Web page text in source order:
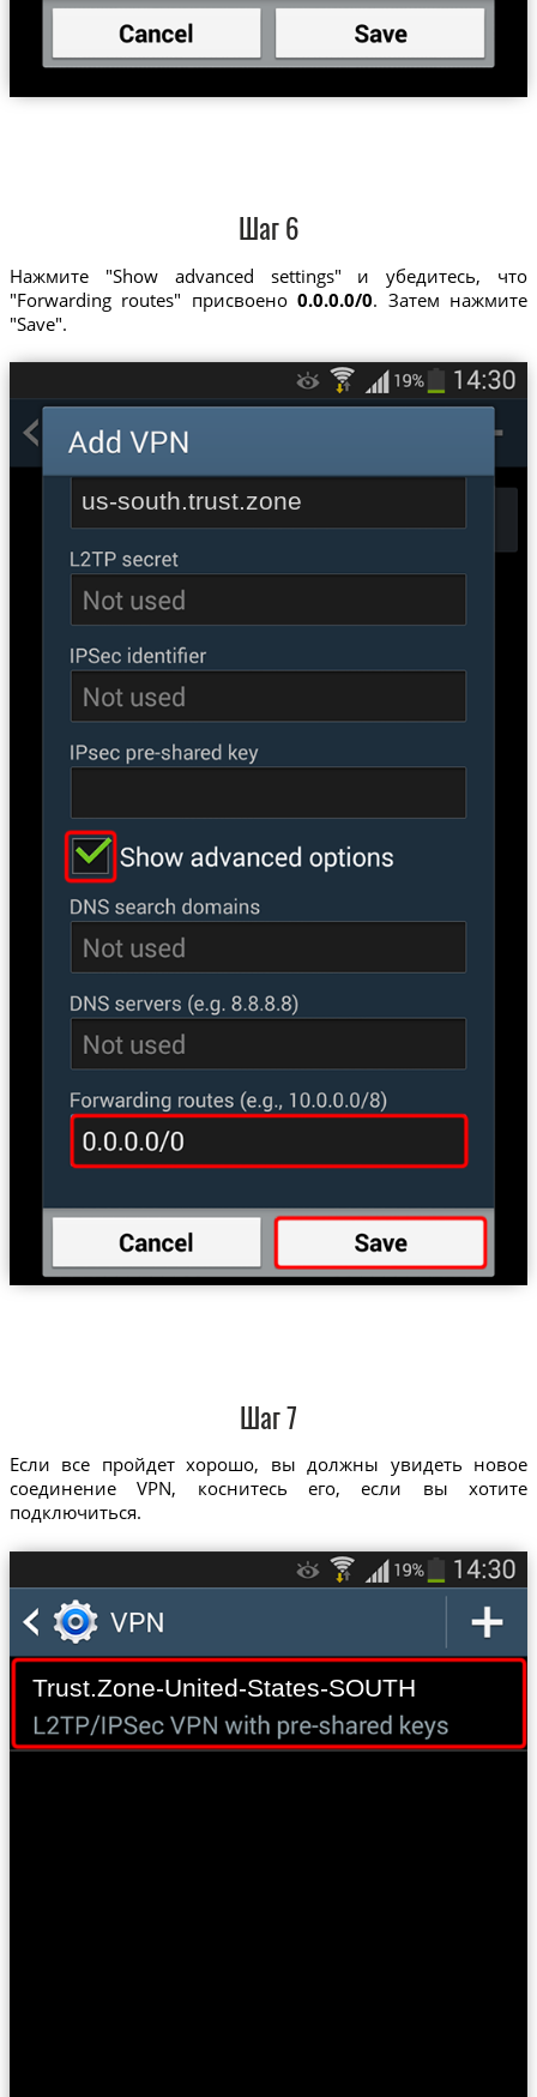
Шаг 6
Нажмите "Show advanced settings" и убедитесь, что
"Forwarding routes" присвоено0.0.0.0/0. Затем нажмите
"Save".
us-south.trust.zone
Шаг 7
Если все пройдет хорошо, вы должны увидеть новое
соединение VPN, коснитесь его, если вы хотите
подключиться.
Trust.Zone-United-States-SOUTH